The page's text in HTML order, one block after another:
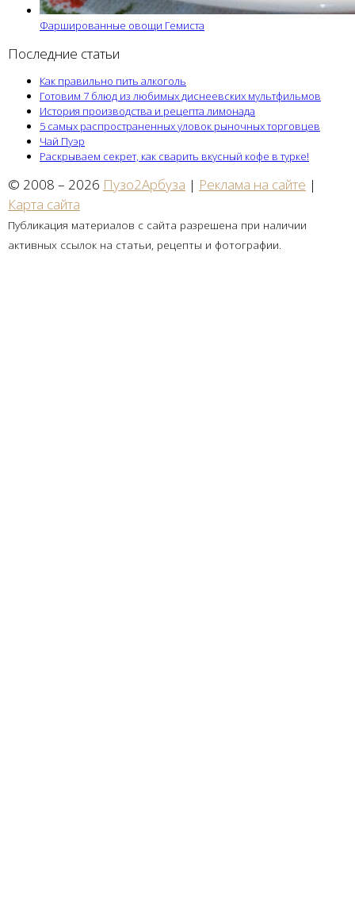
Фаршированные овощи Гемиста
Последние статьи
Как правильно пить алкоголь
Готовим 7 блюд из любимых диснеевских мультфильмов
История производства и рецепта лимонада
5 самых распространенных уловок рыночных торговцев
Чай Пуэр
Раскрываем секрет, как сварить вкусный кофе в турке!
© 2008 – 2026 Пузо2Арбуза | Реклама на сайте |
Карта сайта
Публикация материалов с сайта разрешена при наличии
активных ссылок на статьи, рецепты и фотографии.